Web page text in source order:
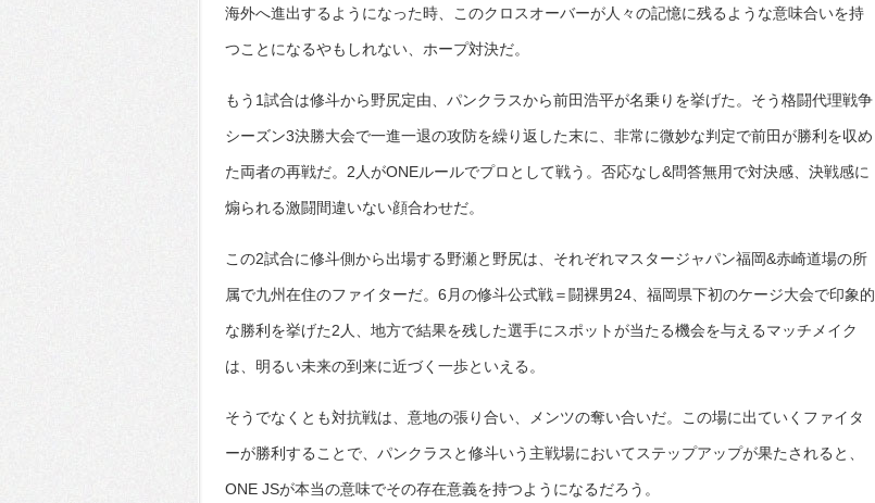
海外へ進出するようになった時、このクロスオーバーが人々の記憶に残るような意味合いを持
つことになるやもしれない、ホープ対決だ。
もう1試合は修斗から野尻定由、パンクラスから前田浩平が名乗りを挙げた。そう格闘代理戦争
シーズン3決勝大会で一進一退の攻防を繰り返した末に、非常に微妙な判定で前田が勝利を収め
た両者の再戦だ。2人がONEルールでプロとして戦う。否応なし&問答無用で対決感、決戦感に
煽られる激闘間違いない顔合わせだ。
この2試合に修斗側から出場する野瀬と野尻は、それぞれマスタージャパン福岡&赤崎道場の所
属で九州在住のファイターだ。6月の修斗公式戦＝闘裸男24、福岡県下初のケージ大会で印象的
な勝利を挙げた2人、地方で結果を残した選手にスポットが当たる機会を与えるマッチメイク
は、明るい未来の到来に近づく一歩といえる。
そうでなくとも対抗戦は、意地の張り合い、メンツの奪い合いだ。この場に出ていくファイタ
ーが勝利することで、パンクラスと修斗いう主戦場においてステップアップが果たされると、
ONE JSが本当の意味でその存在意義を持つようになるだろう。